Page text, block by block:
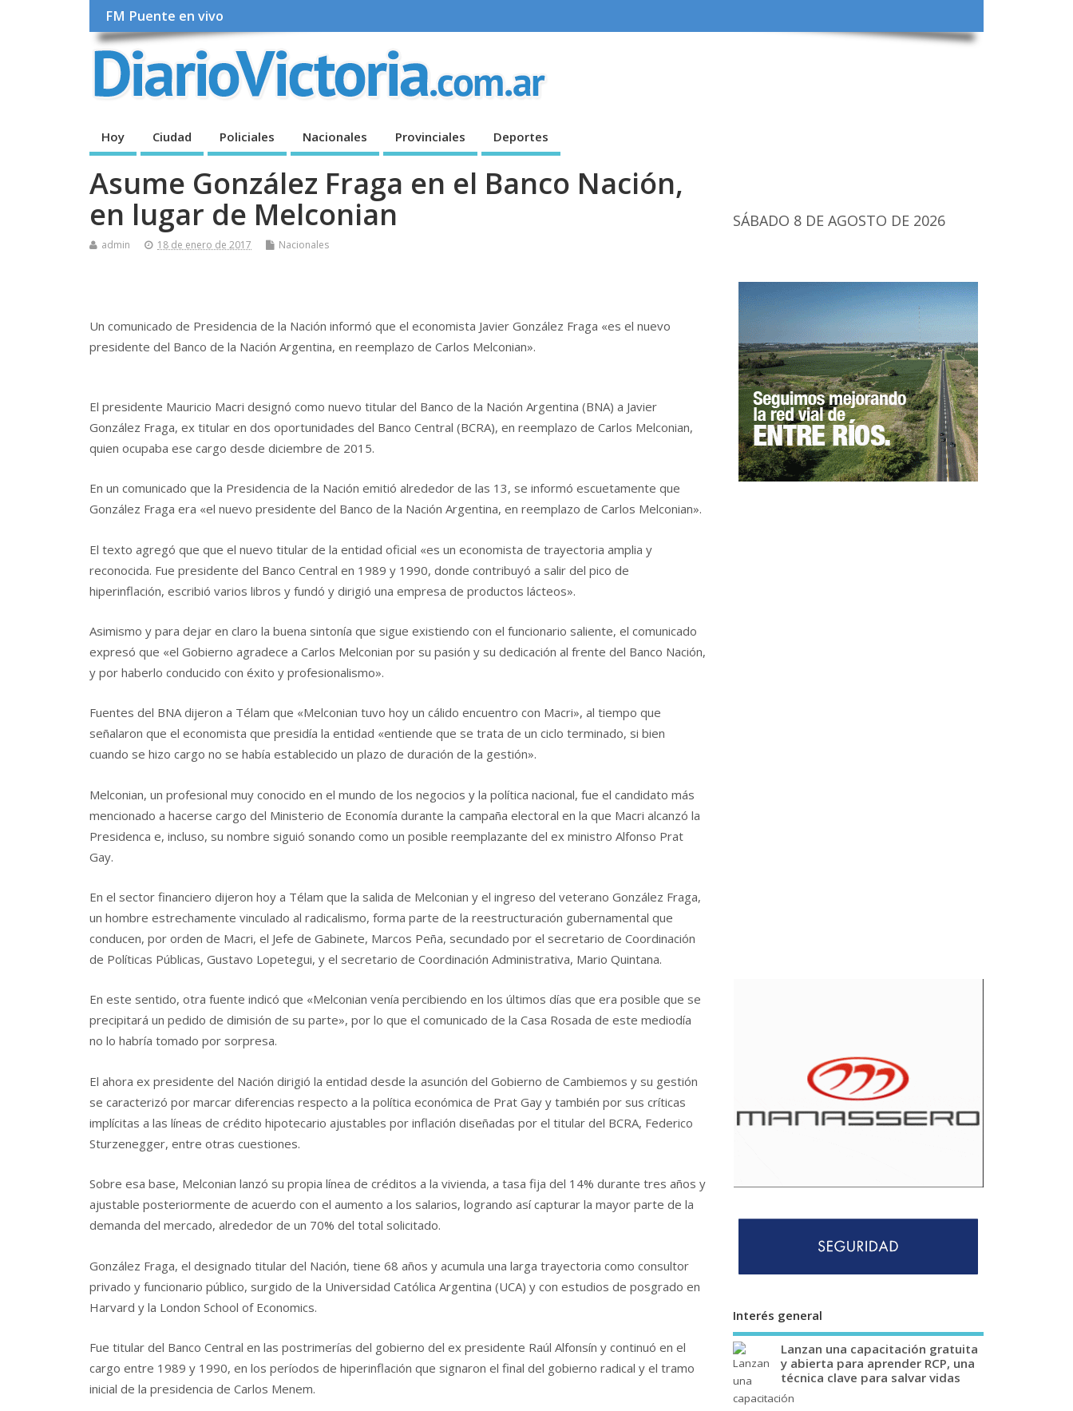
FM Puente en vivo
Hoy Ciudad Policiales Nacionales Provinciales Deportes
Asume González Fraga en el Banco Nación,
en lugar de Melconian
admin 18 de enero de 2017 Nacionales
Un comunicado de Presidencia de la Nación informó que el economista Javier González Fraga «es el nuevo
presidente del Banco de la Nación Argentina, en reemplazo de Carlos Melconian».
El presidente Mauricio Macri designó como nuevo titular del Banco de la Nación Argentina (BNA) a Javier
González Fraga, ex titular en dos oportunidades del Banco Central (BCRA), en reemplazo de Carlos Melconian,
quien ocupaba ese cargo desde diciembre de 2015.
En un comunicado que la Presidencia de la Nación emitió alrededor de las 13, se informó escuetamente que
González Fraga era «el nuevo presidente del Banco de la Nación Argentina, en reemplazo de Carlos Melconian».
El texto agregó que que el nuevo titular de la entidad oficial «es un economista de trayectoria amplia y
reconocida. Fue presidente del Banco Central en 1989 y 1990, donde contribuyó a salir del pico de
hiperinflación, escribió varios libros y fundó y dirigió una empresa de productos lácteos».
Asimismo y para dejar en claro la buena sintonía que sigue existiendo con el funcionario saliente, el comunicado
expresó que «el Gobierno agradece a Carlos Melconian por su pasión y su dedicación al frente del Banco Nación,
y por haberlo conducido con éxito y profesionalismo».
Fuentes del BNA dijeron a Télam que «Melconian tuvo hoy un cálido encuentro con Macri», al tiempo que
señalaron que el economista que presidía la entidad «entiende que se trata de un ciclo terminado, si bien
cuando se hizo cargo no se había establecido un plazo de duración de la gestión».
Melconian, un profesional muy conocido en el mundo de los negocios y la política nacional, fue el candidato más
mencionado a hacerse cargo del Ministerio de Economía durante la campaña electoral en la que Macri alcanzó la
Presidenca e, incluso, su nombre siguió sonando como un posible reemplazante del ex ministro Alfonso Prat
Gay.
En el sector financiero dijeron hoy a Télam que la salida de Melconian y el ingreso del veterano González Fraga,
un hombre estrechamente vinculado al radicalismo, forma parte de la reestructuración gubernamental que
conducen, por orden de Macri, el Jefe de Gabinete, Marcos Peña, secundado por el secretario de Coordinación
de Políticas Públicas, Gustavo Lopetegui, y el secretario de Coordinación Administrativa, Mario Quintana.
En este sentido, otra fuente indicó que «Melconian venía percibiendo en los últimos días que era posible que se
precipitará un pedido de dimisión de su parte», por lo que el comunicado de la Casa Rosada de este mediodía
no lo habría tomado por sorpresa.
El ahora ex presidente del Nación dirigió la entidad desde la asunción del Gobierno de Cambiemos y su gestión
se caracterizó por marcar diferencias respecto a la política económica de Prat Gay y también por sus críticas
implícitas a las líneas de crédito hipotecario ajustables por inflación diseñadas por el titular del BCRA, Federico
Sturzenegger, entre otras cuestiones.
Sobre esa base, Melconian lanzó su propia línea de créditos a la vivienda, a tasa fija del 14% durante tres años y
ajustable posteriormente de acuerdo con el aumento a los salarios, logrando así capturar la mayor parte de la
demanda del mercado, alrededor de un 70% del total solicitado.
González Fraga, el designado titular del Nación, tiene 68 años y acumula una larga trayectoria como consultor
privado y funcionario público, surgido de la Universidad Católica Argentina (UCA) y con estudios de posgrado en
Harvard y la London School of Economics.
Fue titular del Banco Central en las postrimerías del gobierno del ex presidente Raúl Alfonsín y continuó en el
cargo entre 1989 y 1990, en los períodos de hiperinflación que signaron el final del gobierno radical y el tramo
inicial de la presidencia de Carlos Menem.
SÁBADO 8 DE AGOSTO DE 2026
Interés general
Lanzan una capacitación gratuita
y abierta para aprender RCP, una
técnica clave para salvar vidas